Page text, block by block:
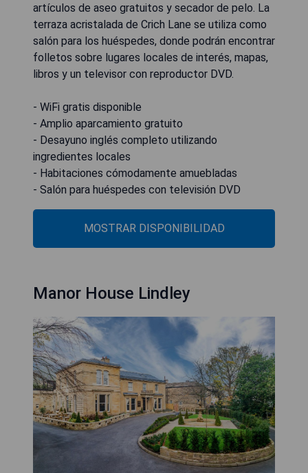
artículos de aseo gratuitos y secador de pelo. La
terraza acristalada de Crich Lane se utiliza como
salón para los huéspedes, donde podrán encontrar
folletos sobre lugares locales de interés, mapas,
libros y un televisor con reproductor DVD.
- WiFi gratis disponible
- Amplio aparcamiento gratuito
- Desayuno inglés completo utilizando
ingredientes locales
- Habitaciones cómodamente amuebladas
- Salón para huéspedes con televisión DVD
MOSTRAR DISPONIBILIDAD
Manor House Lindley